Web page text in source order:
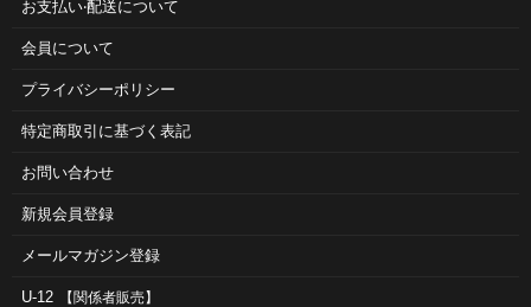
お⽀払い‧配送について
会員について
プライバシーポリシー
特定商取引に基づく表記
お問い合わせ
新規会員登録
メールマガジン登録
U-12 【関係者販売】